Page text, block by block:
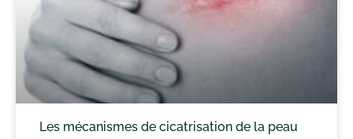
Les mécanismes de cicatrisation de la peau